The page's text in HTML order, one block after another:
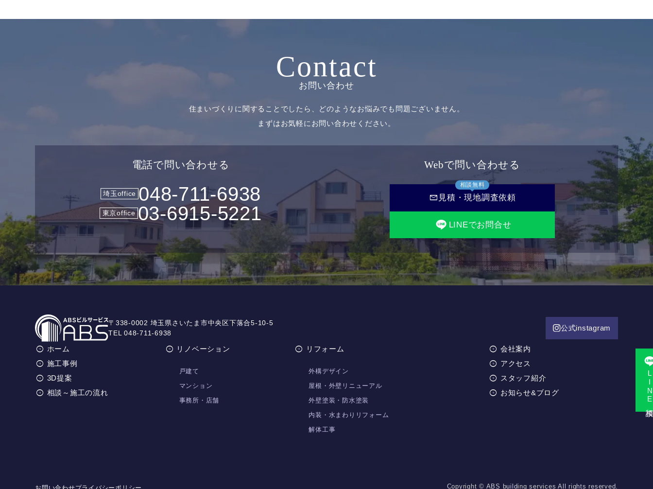
Contact
お問い合わせ
住まいづくりに関することでしたら、どのようなお悩みでも問題ございません。
まずはお気軽にお問い合わせください。
電話で問い合わせる
埼玉office 048-711-6938
東京office 03-6915-5221
Webで問い合わせる
相談無料
mail 見積・現地調査依頼
LINEでお問合せ
〒338-0002 埼玉県さいたま市中央区下落合5-10-5
TEL 048-711-6938
公式instagram
ホーム
施工事例
3D提案
相談～施工の流れ
リノベーション
戸建て
マンション
事務所・店舗
リフォーム
外構デザイン
屋根・外壁リニューアル
外壁塗装・防水塗装
内装・水まわりリフォーム
解体工事
会社案内
アクセス
スタッフ紹介
お知らせ&ブログ
Copyright © ABS building services All rights reserved.